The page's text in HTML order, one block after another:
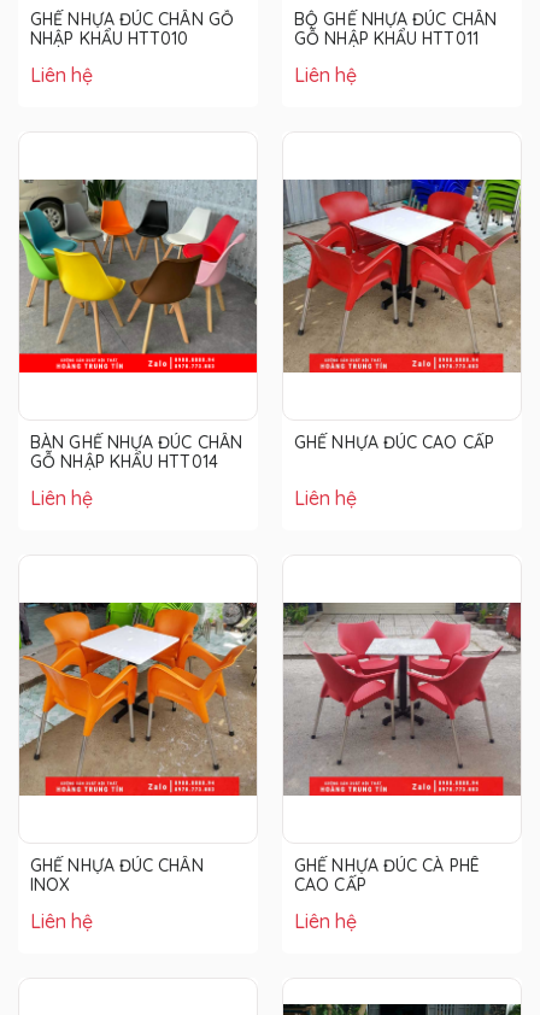
GHẾ NHỰA ĐÚC CHÂN GỖ
NHẬP KHẨU HTT010
Liên hệ
BỘ GHẾ NHỰA ĐÚC CHÂN
GỖ NHẬP KHẨU HTT011
Liên hệ
BÀN GHẾ NHỰA ĐÚC CHÂN
GỖ NHẬP KHẨU HTT014
Liên hệ
GHẾ NHỰA ĐÚC CAO CẤP
Liên hệ
GHẾ NHỰA ĐÚC CHÂN
INOX
Liên hệ
GHẾ NHỰA ĐÚC CÀ PHÊ
CAO CẤP
Liên hệ